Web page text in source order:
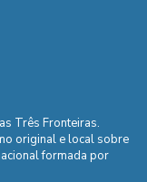
Três Fronteiras.
original e local sobre
formada por